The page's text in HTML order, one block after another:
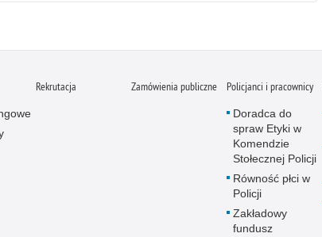
Rekrutacja Zamówienia publiczne Policjanci i pracownicy
Doradca do
spraw Etyki w
Komendzie
Stołecznej Policji
Równość płci w
Policji
Zakładowy
fundusz